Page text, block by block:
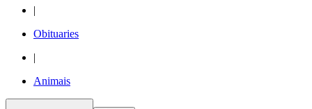
|
Obituaries
|
Animais